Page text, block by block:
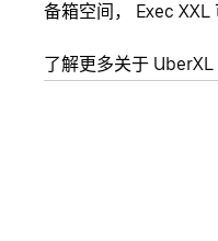
备箱空间， Exec XXL
了解更多关于 UberXL